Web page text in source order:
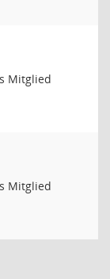
Mitglied
Mitglied